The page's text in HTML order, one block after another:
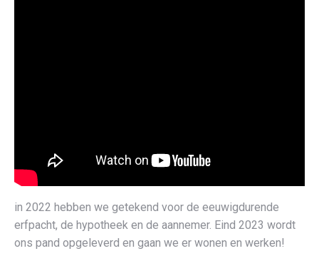
in 2022 hebben we getekend voor de eeuwigdurende
erfpacht, de hypotheek en de aannemer. Eind 2023 wordt
ons pand opgeleverd en gaan we er wonen en werken!